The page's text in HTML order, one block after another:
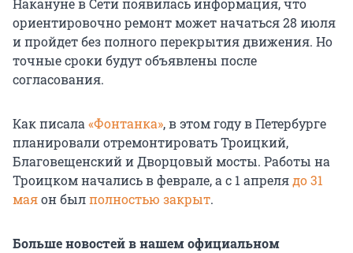
Накануне в Сети появилась информация, что
ориентировочно ремонт может начаться 28 июля
и пройдет без полного перекрытия движения. Но
точные сроки будут объявлены после
согласования.
Как писала«Фонтанка», в этом году в Петербурге
планировали отремонтировать Троицкий,
Благовещенский и Дворцовый мосты. Работы на
Троицком начались в феврале, а с 1 апрелядо 31
маяон былполностью закрыт.
Больше новостей в нашем официальном